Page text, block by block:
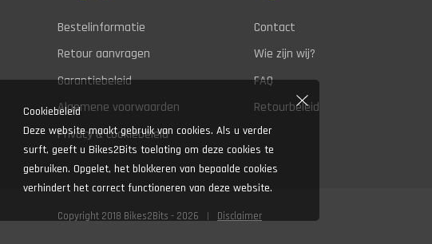
Bestelinformatie
Retour aanvragen
Garantiebeleid
Algemene voorwaarden
Privacy & cookiebeleid
Contact
Wie zijn wij?
FAQ
Retourbeleid
Copyright 2018 Bikes2Bits - 2026 Disclaimer
Cookiebeleid
Deze website maakt gebruik van cookies. Als u verder
surft, geeft u Bikes2Bits toelating om deze cookies te
gebruiken. Opgelet, het blokkeren van bepaalde cookies
verhindert het correct functioneren van deze website.